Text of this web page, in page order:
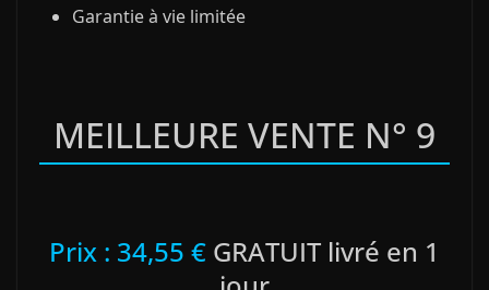
Garantie à vie limitée
MEILLEURE VENTE N° 9
Prix : 34,55 € GRATUIT livré en 1